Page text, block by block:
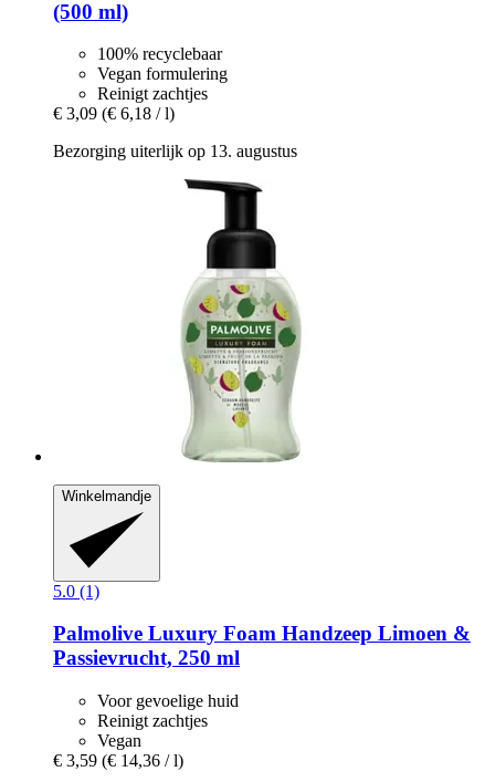
(500 ml)
100% recyclebaar
Vegan formulering
Reinigt zachtjes
€ 3,09 (€ 6,18 / l)
Bezorging uiterlijk op 13. augustus
Winkelmandje
5.0 (1)
Palmolive Luxury Foam Handzeep Limoen &
Passievrucht, 250 ml
Voor gevoelige huid
Reinigt zachtjes
Vegan
€ 3,59 (€ 14,36 / l)